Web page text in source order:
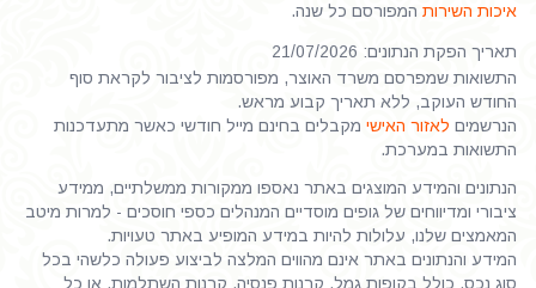
איכות השירות המפורסם כל שנה.
תאריך הפקת הנתונים: 21/07/2026
התשואות שמפרסם משרד האוצר, מפורסמות לציבור לקראת סוף
החודש העוקב, ללא תאריך קבוע מראש.
הנרשמים לאזור האישי מקבלים בחינם מייל חודשי כאשר מתעדכנות
התשואות במערכת.
הנתונים והמידע המוצגים באתר נאספו ממקורות ממשלתיים, ממידע
ציבורי ומדיווחים של גופים מוסדיים המנהלים כספי חוסכים - למרות מיטב
המאמצים שלנו, עלולות להיות במידע המופיע באתר טעויות.
המידע והנתונים באתר אינם מהווים המלצה לביצוע פעולה כלשהי בכל
סוג נכס, כולל בקופות גמל, קרנות פנסיה, קרנות השתלמות, או כל